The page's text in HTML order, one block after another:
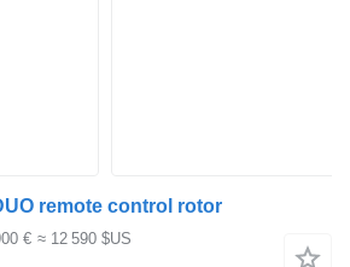
remote control rotor
€ ≈ 12 590 $US